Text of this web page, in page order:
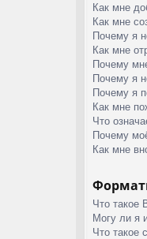
Как мне
Как мне
Почему я
Как мне
Почему
Почему я
Почему я
Как мне
Что
Почему
Как мне
Что такое
Могу ли я
Что такое